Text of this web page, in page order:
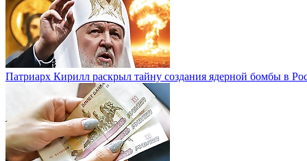
Патриарх Кирилл раскрыл тайну создания ядерной бомбы в